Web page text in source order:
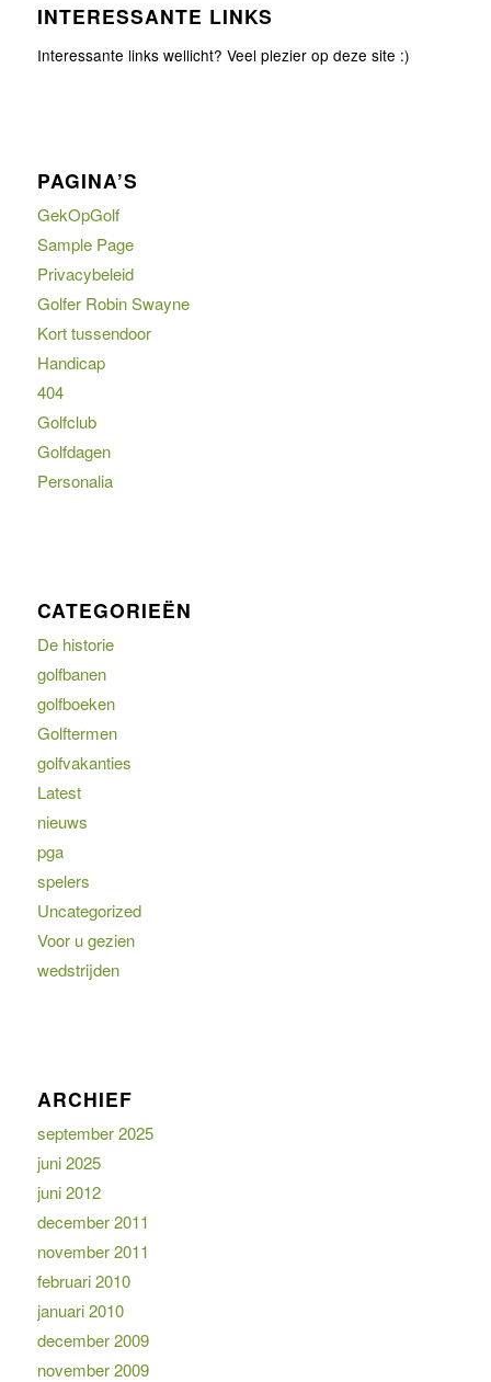
INTERESSANTE LINKS
Interessante links wellicht? Veel plezier op deze site :)
PAGINA’S
GekOpGolf
Sample Page
Privacybeleid
Golfer Robin Swayne
Kort tussendoor
Handicap
404
Golfclub
Golfdagen
Personalia
CATEGORIEËN
De historie
golfbanen
golfboeken
Golftermen
golfvakanties
Latest
nieuws
pga
spelers
Uncategorized
Voor u gezien
wedstrijden
ARCHIEF
september 2025
juni 2025
juni 2012
december 2011
november 2011
februari 2010
januari 2010
december 2009
november 2009